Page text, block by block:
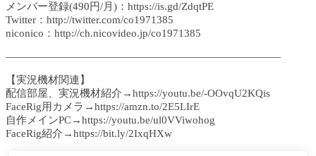
メンバー登録(490円/月)：https://is.gd/ZdqtPE
Twitter：http://twitter.com/co1971385​​
niconico：http://ch.nicovideo.jp/co1971385​​
——————————————————————————
【実況機材関連】
配信部屋、実況機材紹介→https://youtu.be/-OOvqU2KQis​​
FaceRig用カメラ→https://amzn.to/2E5LIrE​​
自作メインPC→https://youtu.be/ul0VViwohog​​
FaceRig紹介→https://bit.ly/2IxqHXw​​